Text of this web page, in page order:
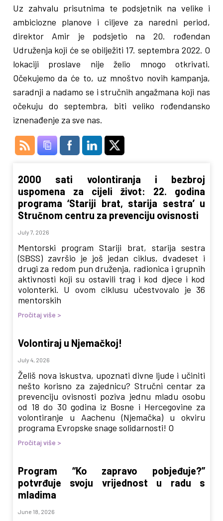
Uz zahvalu prisutnima te podsjetnik na velike i
ambiciozne planove i ciljeve za naredni period,
direktor Amir je podsjetio na 20. rođendan
Udruženja koji će se obilježiti 17. septembra 2022. O
lokaciji proslave nije želio mnogo otkrivati.
Očekujemo da će to, uz mnoštvo novih kampanja,
saradnji a nadamo se i stručnih angažmana koji nas
očekuju do septembra, biti veliko rođendansko
iznenađenje za sve nas.
2000 sati volontiranja i bezbroj
uspomena za cijeli život: 22. godina
programa ‘Stariji brat, starija sestra’ u
Stručnom centru za prevenciju ovisnosti
July 7, 2026
Mentorski program Stariji brat, starija sestra
(SBSS) završio je još jedan ciklus, dvadeset i
drugi za redom pun druženja, radionica i grupnih
aktivnosti koji su ostavili trag i kod djece i kod
volonterki. U ovom ciklusu učestvovalo je 36
mentorskih
Pročitaj više >
Volontiraj u Njemačkoj!
July 4, 2026
Želiš nova iskustva, upoznati divne ljude i učiniti
nešto korisno za zajednicu? Stručni centar za
prevenciju ovisnosti poziva jednu mladu osobu
od 18 do 30 godina iz Bosne i Hercegovine za
volontiranje u Aachenu (Njemačka) u okviru
programa Evropske snage solidarnosti! O
Pročitaj više >
Program “Ko zapravo pobjeđuje?”
potvrđuje svoju vrijednost u radu s
mladima
June 18, 2026